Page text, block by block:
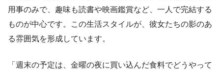
用事のみで、趣味も読書や映画鑑賞など、一人で完結する
ものが中心です。この生活スタイルが、彼女たちの影のあ
る雰囲気を形成しています。
「週末の予定は、金曜の夜に買い込んだ食料でどうやって